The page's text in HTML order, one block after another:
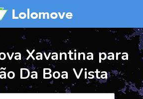
Xavantina para
Da Boa Vista